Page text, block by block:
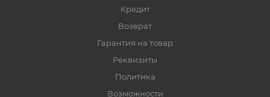
Кредит
Возврат
Гарантия на товар
Реквизиты
Политика
Возможности